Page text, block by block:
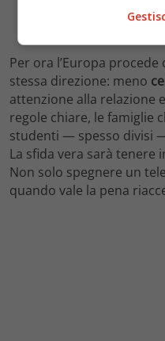
Per ora l’Europa
stessa direzione: meno
attenzione alla relazione
regole chiare, le famiglie
studenti — spesso divisi
La sfida vera sarà tenere
Non solo spegnere un
quando vale la pena